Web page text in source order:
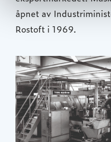
åpnet av
Rostoft i 1969.